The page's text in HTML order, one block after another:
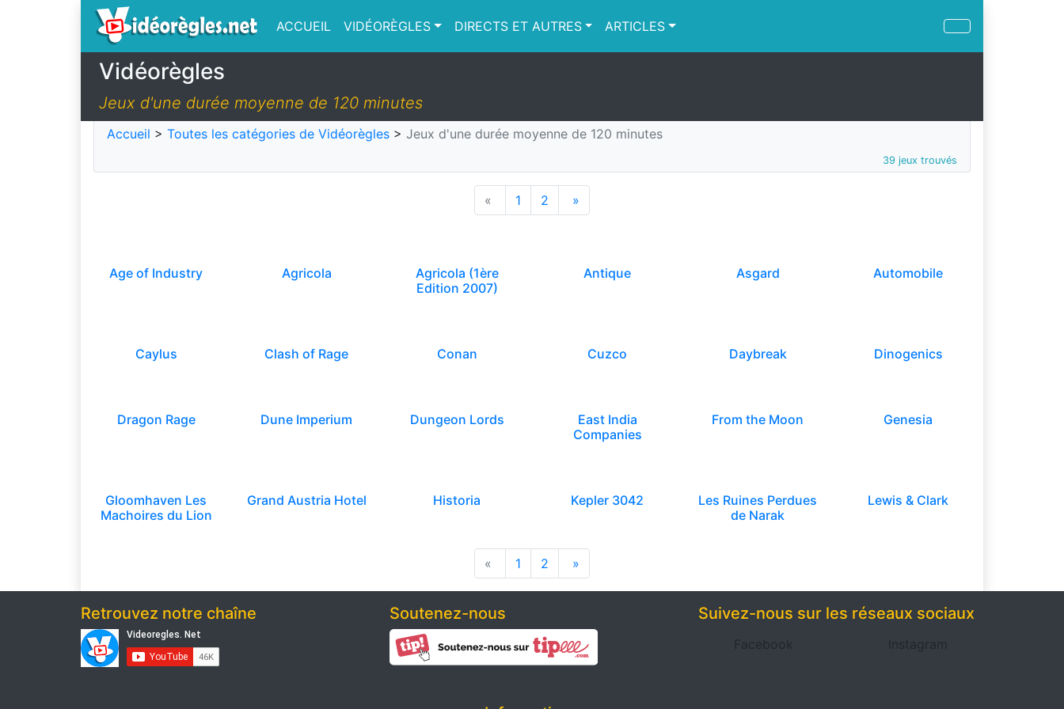
ACCUEIL VIDÉORÈGLES DIRECTS ET AUTRES ARTICLES
Vidéorègles
Jeux d'une durée moyenne de 120 minutes
Accueil > Toutes les catégories de Vidéorègles > Jeux d'une durée moyenne de 120 minutes
39 jeux trouvés
« 1 2 »
Age of Industry Agricola
Agricola (1ère
Edition 2007)
Antique Asgard Automobile
Caylus Clash of Rage Conan Cuzco Daybreak Dinogenics
Dragon Rage Dune Imperium Dungeon Lords
East India
Companies
From the Moon Genesia
Gloomhaven Les
Machoires du Lion
Grand Austria Hotel Historia Kepler 3042
Les Ruines Perdues
de Narak
Lewis & Clark
« 1 2 »
Retrouvez notre chaîne Soutenez-nous Suivez-nous sur les réseaux sociaux
Facebook Instagram